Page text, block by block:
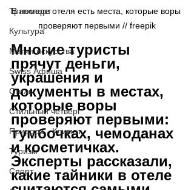
Транспорт
Культура
Магия искусства
Swiss Афиша
Стиль
Стильный четверг
Природа - Климат
Туризм
Спорт
В номере отеля есть места, которые воры
проверяют первыми // freepik
Многие туристы
прячут деньги,
украшения и
документы в местах,
которые воры
проверяют первыми:
тумбочках, чемоданах
и косметичках.
Эксперты рассказали,
какие тайники в отеле